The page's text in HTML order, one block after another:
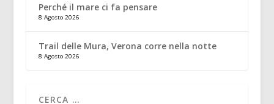
Perché il mare ci fa pensare
8 Agosto 2026
Trail delle Mura, Verona corre nella notte
8 Agosto 2026